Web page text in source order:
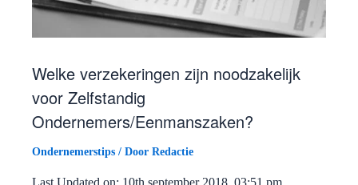
Welke verzekeringen zijn noodzakelijk
voor Zelfstandig
Ondernemers/Eenmanszaken?
Ondernemerstips / Door Redactie